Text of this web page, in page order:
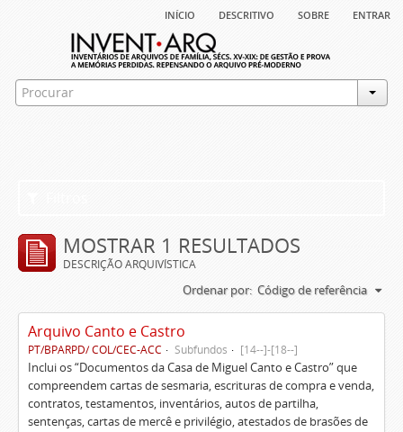
início descritivo sobre entrar
MOSTRAR 1 RESULTADOS
DESCRIÇÃO ARQUIVÍSTICA
Ordenar por: Código de referência
Arquivo Canto e Castro
PT/BPARPD/ COL/CEC-ACC Subfundos [14--]-[18--]
Inclui os “Documentos da Casa de Miguel Canto e Castro” que
compreendem cartas de sesmaria, escrituras de compra e venda,
contratos, testamentos, inventários, autos de partilha,
sentenças, cartas de mercê e privilégio, atestados de brasões de